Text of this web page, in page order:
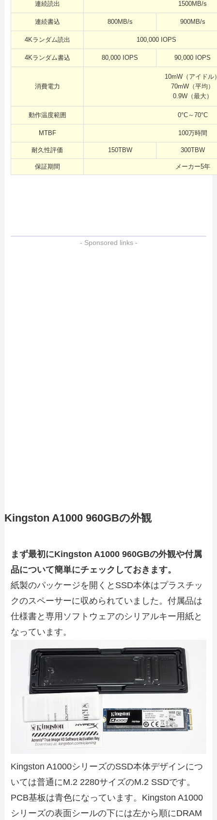
連続読出 1500MB/s
連続書込 800MB/s 900MB/s
4Kランダム読出 100,000 IOPS
4Kランダム書込 80,000 IOPS 90,000 IOPS
消費電力
10mW（アイドル
70mW（平均）
0.9W（最大）
動作温度範囲 0°C～70°C
MTBF 100万時間
耐久性評価 150TBW 300TBW
保証期間 メーカー5年
- Sponsored links -
Kingston A1000 960GBの外観
まず最初にKingston A1000 960GBの外観や付属
品について簡単にチェックしておきます。
紙製のパッケージを開くとSSD本体はプラスチッ
クのスペーサーに収められていました。付属品は
仕様書と専用ソフトウェアのシリアルキー用紙と
なっています。
Kingston A1000シリーズのSSD本体デザインにつ
いては普通にM.2 2280サイズのM.2 SSDです。
PCB基板は青色になっています。Kingston A1000
シリーズの表面シールの下には左から順にDRAM